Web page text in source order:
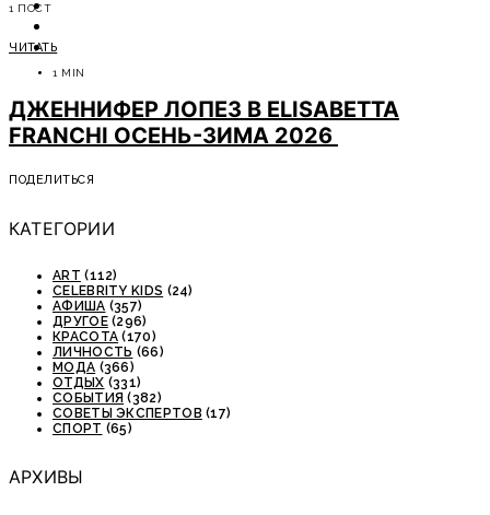
СОВЕТЫ ЭКСПЕРТОВ
1 ПОСТ
ЧИТАТЬ
1 MIN
ДЖЕННИФЕР ЛОПЕЗ В ELISABETTA
FRANCHI ОСЕНЬ-ЗИМА 2026
ПОДЕЛИТЬСЯ
КАТЕГОРИИ
ART (112)
CELEBRITY KIDS (24)
АФИША (357)
ДРУГОЕ(296)
КРАСОТА (170)
ЛИЧНОСТЬ (66)
МОДА (366)
ОТДЫХ (331)
СОБЫТИЯ (382)
СОВЕТЫ ЭКСПЕРТОВ (17)
СПОРТ (65)
АРХИВЫ